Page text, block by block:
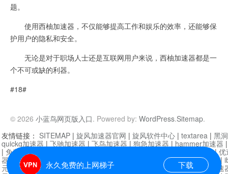
题。
使用西柚加速器，不仅能够提高工作和娱乐的效率，还能够保
护用户的隐私和安全。
无论是对于职场人士还是互联网用户来说，西柚加速器都是一
个不可或缺的利器。
#18#
© 2026 小蓝鸟网页版入口. Powered by: WordPress.Sitemap.
永久免费的上网梯子 下载
友情链接： SITEMAP | 旋风加速器官网 | 旋风软件中心 | textarea | 黑
quickq加速器 | 飞驰加速器 | 飞鸟加速器 | 狗急加速器 | hammer加速器
| 免费vqn加速外网 迷雾通|优
器| 快柠檬加速器 |黑洞加速 |falemon 快橙加速器|anycast加速器 |
元机场加速器 |一元机场|老王加速器 | 白石山|
小牛加速